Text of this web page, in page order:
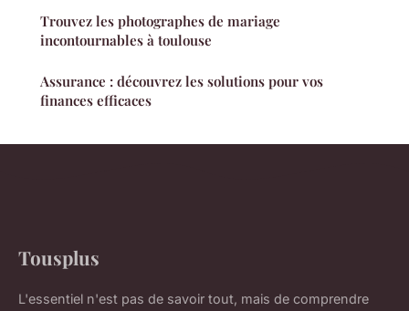
Trouvez les photographes de mariage
incontournables à toulouse
Assurance : découvrez les solutions pour vos
finances efficaces
Tousplus
L'essentiel n'est pas de savoir tout, mais de comprendre